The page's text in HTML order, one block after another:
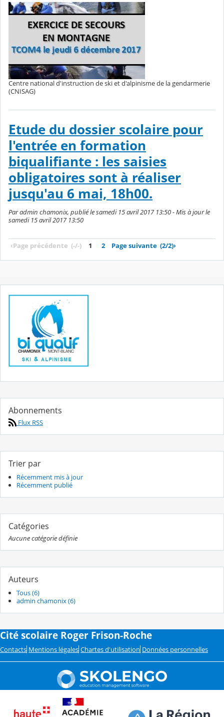
Centre national d'instruction de ski et d'alpinisme de la gendarmerie
(CNISAG)
Etude du dossier scolaire pour
l'entrée en formation
biqualifiante : les saisies
obligatoires sont à réaliser
jusqu'au 6 mai, 18h00.
Par admin chamonix, publié le samedi 15 avril 2017 13:50 - Mis à jour le
samedi 15 avril 2017 13:50
‹Page précédente (-/-) 1 2 Page suivante (2/2)›
Abonnements
Flux RSS
Trier par
Récemment mis à jour
Récemment publié
Catégories
Aucune catégorie définie
Auteurs
Tous (6)
admin chamonix (6)
Cité scolaire Roger Frison-Roche
Contacts Mentions légales Chartes d'utilisation Données personnelles